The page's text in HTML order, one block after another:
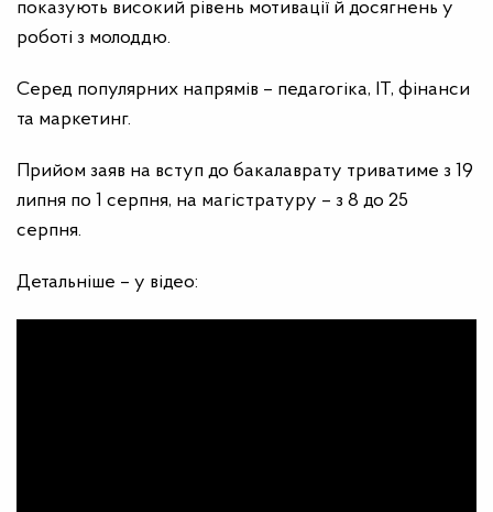
показують високий рівень мотивації й досягнень у
роботі з молоддю.
Серед популярних напрямів – педагогіка, ІТ, фінанси
та маркетинг.
Прийом заяв на вступ до бакалаврату триватиме з 19
липня по 1 серпня, на магістратуру – з 8 до 25
серпня.
Детальніше – у відео: